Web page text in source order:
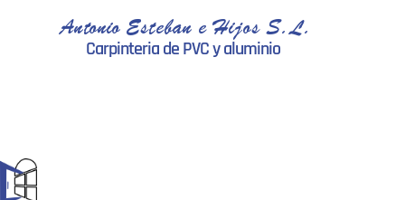
Antonio Esteban e Hijos S.L.
Carpinteria de PVC y aluminio